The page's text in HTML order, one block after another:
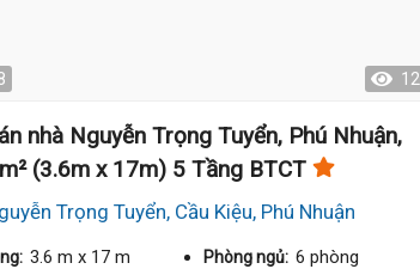
12
nhà Nguyễn Trọng Tuyển, Phú Nhuận,
(3.6m x 17m) 5 Tầng BTCT
Trọng Tuyển, Cầu Kiệu, Phú Nhuận
3.6 m x 17 m Phòng ngủ: 6 phòng